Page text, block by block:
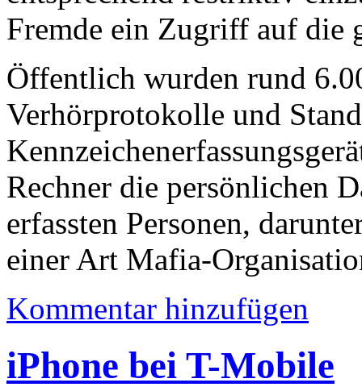
Fremde ein Zugriff auf die
Öffentlich wurden rund
Verhörprotokolle und
Rechner die persönlichen
erfassten Personen,
einer Art Mafia-
Kommentar hinzufügen
iPhone bei T-Mobile